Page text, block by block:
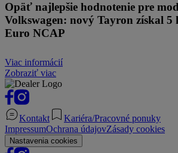
Opäť najlepšie hodnotenie pre
Volkswagen: nový Tayron získal 5
Euro NCAP
Viac informácií
Zobraziť viac
Kontakt
Kariéra/Pracovné ponuky
ImpressumOchrana údajovZásady cookies
Nastavenia cookies